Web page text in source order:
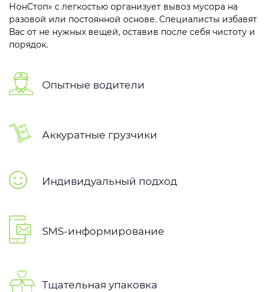
НонСтоп» с легкостью организует вывоз мусора на
разовой или постоянной основе. Специалисты избавят
Вас от не нужных вещей, оставив после себя чистоту и
порядок.
Опытные водители
Аккуратные грузчики
Индивидуальный подход
SMS-информирование
Тщательная упаковка